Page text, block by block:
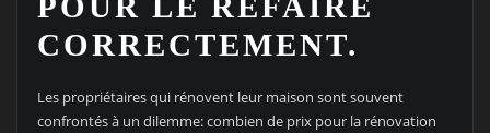
POUR LE REFAIRE
CORRECTEMENT.
Les propriétaires qui rénovent leur maison sont souvent
confrontés à un dilemme: combien de prix pour la rénovation